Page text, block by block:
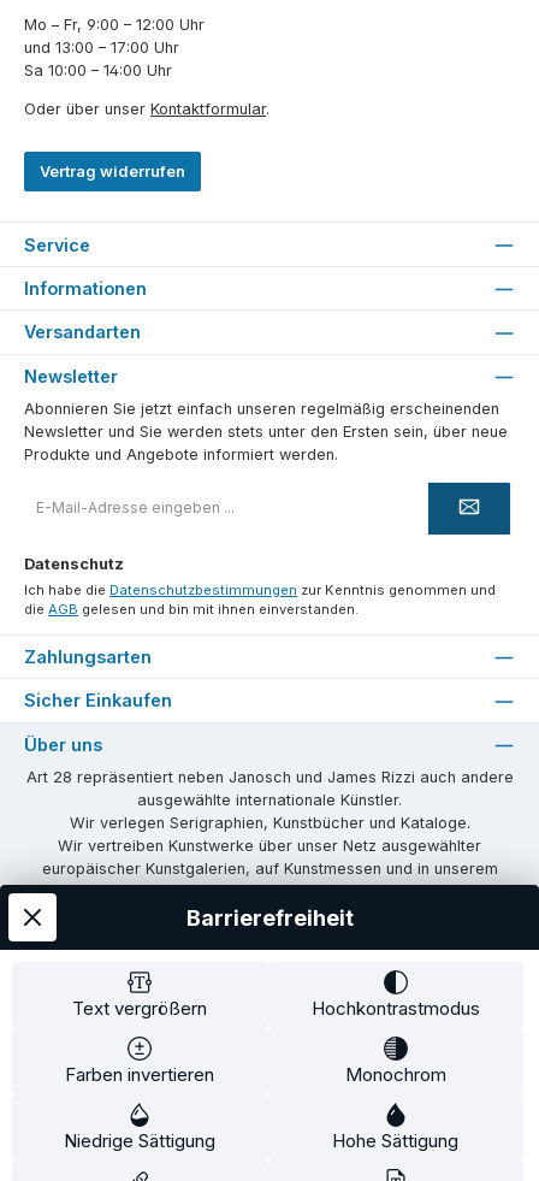
Mo – Fr, 9:00 – 12:00 Uhr
und 13:00 – 17:00 Uhr
Sa 10:00 – 14:00 Uhr
Oder über unser Kontaktformular.
Vertrag widerrufen
Service
Informationen
Versandarten
Newsletter
Abonnieren Sie jetzt einfach unseren regelmäßig erscheinenden
Newsletter und Sie werden stets unter den Ersten sein, über neue
Produkte und Angebote informiert werden.
Mail-
Datenschutz
Ich habe die Datenschutzbestimmungen zur Kenntnis genommen und
die AGB gelesen und bin mit ihnen einverstanden.
Zahlungsarten
Sicher Einkaufen
Über uns
Art 28 repräsentiert neben Janosch und James Rizzi auch andere
ausgewählte internationale Künstler.
Wir verlegen Serigraphien, Kunstbücher und Kataloge.
Wir vertreiben Kunstwerke über unser Netz ausgewählter
europäischer Kunstgalerien, auf Kunstmessen und in unserem
Wir vermitteln Lizenzen und organisieren Ausstellungen und
Unsere Communities
Versandkosten
Widerrufsformular
Impressum
Datenschutz
Text vergrößern Hochkontrastmodus
Farben invertieren Monochrom
Niedrige Sättigung Hohe Sättigung
Barrierefreiheit